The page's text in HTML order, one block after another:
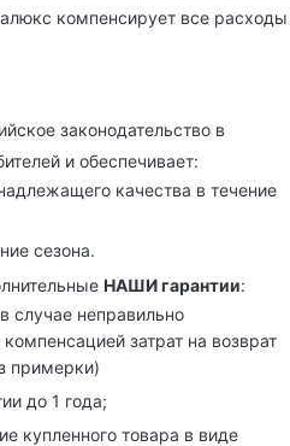
компенсирует все расходы
законодательство в
и обеспечивает:
качества в течение
сезона.
НАШИ гарантии:
случае неправильно
затрат на возврат
примерки)
до 1 года;
купленного товара в виде